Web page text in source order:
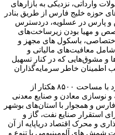
وارداتی، نزدیکی به بازارهای
حوزه خلیج فارس از طریق بنادر
و پارس در عسلویه، دردسترس
و مهیا بودن زیرساخت‌های
باسکول های مجهز و
معافیت‌های مالیاتی و
و مشوق‌هایی که در کنار تسهیل
اطمینان خاطر سرمایه‌گذاران
منطقه ویژه صنایع انرژی‌بر لامرد با مساحت ٨۵٠٠ هکتار از
نوسازی معادن و صنایع معدنی
و همجوار با استان‌های بوشهر
استقرار صنایع نفت، گاز و
و محرک اقتصاد دریا‌پایه از آن
شمش های آلومینیومی با تنوع و